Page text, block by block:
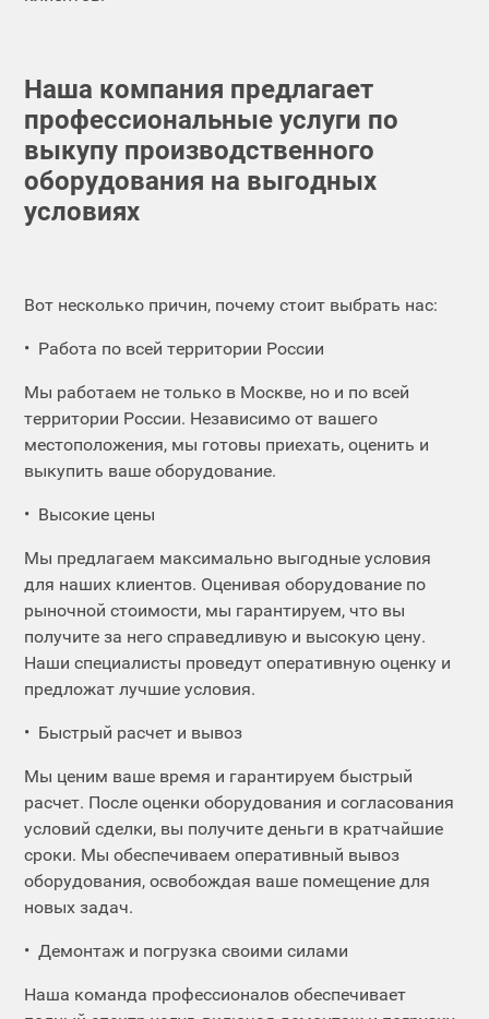
Наша компания предлагает
профессиональные услуги по
выкупу производственного
оборудования на выгодных
условиях
Вот несколько причин, почему стоит выбрать нас:
Работа по всей территории России
Мы работаем не только в Москве, но и по всей
территории России. Независимо от вашего
местоположения, мы готовы приехать, оценить и
выкупить ваше оборудование.
Высокие цены
Мы предлагаем максимально выгодные условия
для наших клиентов. Оценивая оборудование по
рыночной стоимости, мы гарантируем, что вы
получите за него справедливую и высокую цену.
Наши специалисты проведут оперативную оценку и
предложат лучшие условия.
Быстрый расчет и вывоз
Мы ценим ваше время и гарантируем быстрый
расчет. После оценки оборудования и согласования
условий сделки, вы получите деньги в кратчайшие
сроки. Мы обеспечиваем оперативный вывоз
оборудования, освобождая ваше помещение для
новых задач.
Демонтаж и погрузка своими силами
Наша команда профессионалов обеспечивает